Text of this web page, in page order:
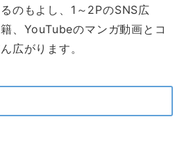
のもよし、1～2PのSNS広
、YouTubeのマンガ動画とコ
広がります。